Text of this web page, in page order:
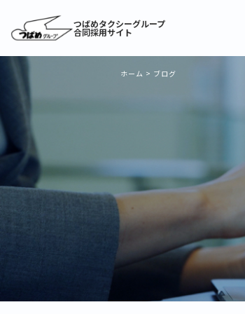
つばめタクシーグループ
合同採用サイト
ホーム > ブログ